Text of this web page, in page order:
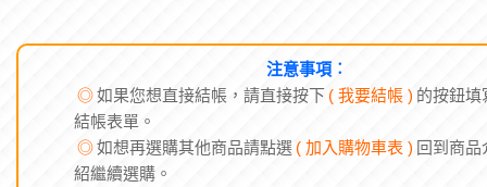
注意事項︰
◎如果您想直接結帳，請直接按下 ( 我要結帳 ) 的按鈕填
結帳表單。
◎如想再選購其他商品請點選 ( 加入購物車表 ) 回到商品
紹繼續選購。